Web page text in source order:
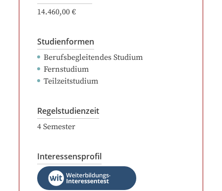
14.460,00 €
Studienformen
Berufsbegleitendes Studium
Fernstudium
Teilzeitstudium
Regelstudienzeit
4 Semester
Interessensprofil